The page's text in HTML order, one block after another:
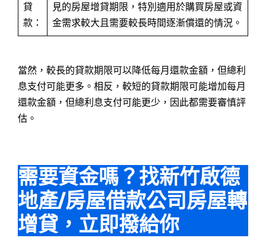
貸
款：
見的房屋增貸期限，特別適用於購買房屋或資
金需求較大且需要較長時間逐漸償還的情況。
當然，較長的貸款期限可以降低每月還款金額，但總利
息支付可能更多。相反，較短的貸款期限可能增加每月
還款金額，但總利息支付可能更少，因此都需要審慎評
估。
需要資金嗎？找新竹啟德
地產/房屋借款公司房屋轉
增貸，立即撥給你